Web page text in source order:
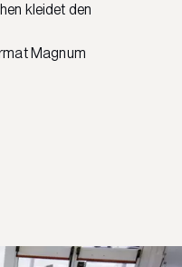
kleidet den
Magnum